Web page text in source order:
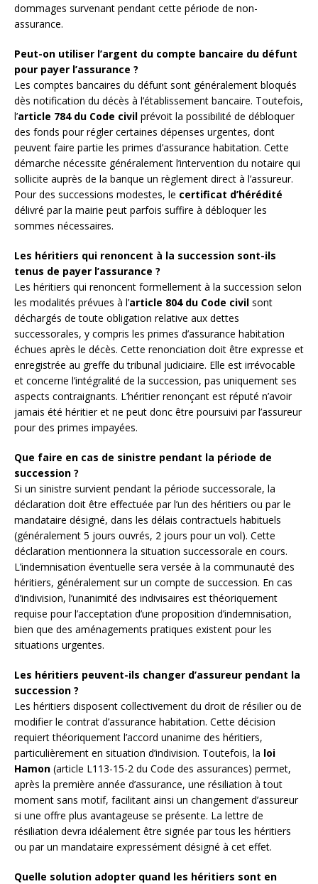
dommages survenant pendant cette période de non-
assurance.
Peut-on utiliser l’argent du compte bancaire du défunt
pour payer l’assurance ?
Les comptes bancaires du défunt sont généralement bloqués
dès notification du décès à l’établissement bancaire. Toutefois,
l’article 784 du Code civil prévoit la possibilité de débloquer
des fonds pour régler certaines dépenses urgentes, dont
peuvent faire partie les primes d’assurance habitation. Cette
démarche nécessite généralement l’intervention du notaire qui
sollicite auprès de la banque un règlement direct à l’assureur.
Pour des successions modestes, le certificat d’hérédité
délivré par la mairie peut parfois suffire à débloquer les
sommes nécessaires.
Les héritiers qui renoncent à la succession sont-ils
tenus de payer l’assurance ?
Les héritiers qui renoncent formellement à la succession selon
les modalités prévues à l’article 804 du Code civil sont
déchargés de toute obligation relative aux dettes
successorales, y compris les primes d’assurance habitation
échues après le décès. Cette renonciation doit être expresse et
enregistrée au greffe du tribunal judiciaire. Elle est irrévocable
et concerne l’intégralité de la succession, pas uniquement ses
aspects contraignants. L’héritier renonçant est réputé n’avoir
jamais été héritier et ne peut donc être poursuivi par l’assureur
pour des primes impayées.
Que faire en cas de sinistre pendant la période de
succession ?
Si un sinistre survient pendant la période successorale, la
déclaration doit être effectuée par l’un des héritiers ou par le
mandataire désigné, dans les délais contractuels habituels
(généralement 5 jours ouvrés, 2 jours pour un vol). Cette
déclaration mentionnera la situation successorale en cours.
L’indemnisation éventuelle sera versée à la communauté des
héritiers, généralement sur un compte de succession. En cas
d’indivision, l’unanimité des indivisaires est théoriquement
requise pour l’acceptation d’une proposition d’indemnisation,
bien que des aménagements pratiques existent pour les
situations urgentes.
Les héritiers peuvent-ils changer d’assureur pendant la
succession ?
Les héritiers disposent collectivement du droit de résilier ou de
modifier le contrat d’assurance habitation. Cette décision
requiert théoriquement l’accord unanime des héritiers,
particulièrement en situation d’indivision. Toutefois, la loi
Hamon (article L113-15-2 du Code des assurances) permet,
après la première année d’assurance, une résiliation à tout
moment sans motif, facilitant ainsi un changement d’assureur
si une offre plus avantageuse se présente. La lettre de
résiliation devra idéalement être signée par tous les héritiers
ou par un mandataire expressément désigné à cet effet.
Quelle solution adopter quand les héritiers sont en